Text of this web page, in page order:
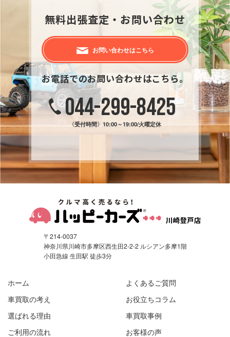
無料出張査定・お問い合わせ
お問い合わせはこちら
お電話でのお問い合わせはこちら。
044-299-8425
〈受付時間〉 10:00～19:00/火曜定休
〒214-0037
神奈川県川崎市多摩区西生田2-2-2 ルシアン多摩1階
小田急線 生田駅 徒歩3分
ホーム
車買取の考え
選ばれる理由
ご利用の流れ
よくあるご質問
お役立ちコラム
車買取事例
お客様の声